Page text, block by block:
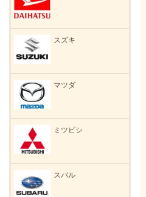
スズキ
マツダ
ミツビシ
スバル